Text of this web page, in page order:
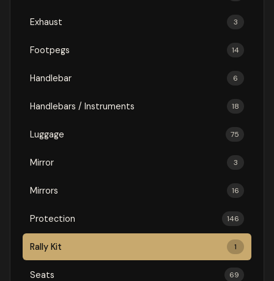
Exhaust 3
Footpegs 14
Handlebar 6
Handlebars / Instruments 18
Luggage 75
Mirror 3
Mirrors 16
Protection 146
Rally Kit 1
Seats 69